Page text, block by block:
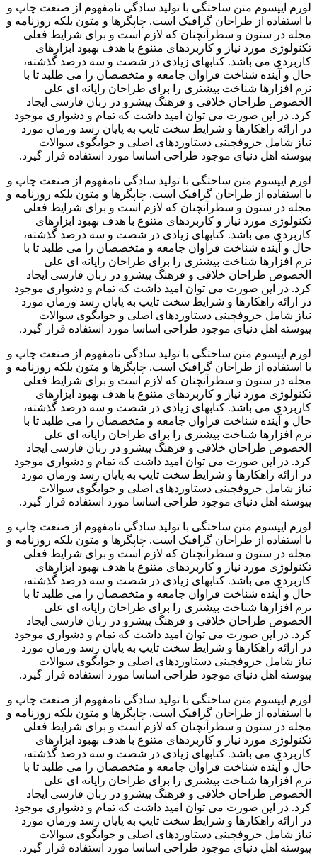
لورم ایپسوم متن ساختگی با تولید سادگی نامفهوم از صنعت چاپ و
با استفاده از طراحان گرافیک است. چاپگرها و متون بلکه روزنامه و
مجله در ستون و سطرآنچنان که لازم است و برای شرایط فعلی
تکنولوژی مورد نیاز و کاربردهای متنوع با هدف بهبود ابزارهای
کاربردی می باشد. کتابهای زیادی در شصت و سه درصد گذشته،
حال و آینده شناخت فراوان جامعه و متخصصان را می طلبد تا با
نرم افزارها شناخت بیشتری را برای طراحان رایانه ای علی
الخصوص طراحان خلاقی و فرهنگ پیشرو در زبان فارسی ایجاد
کرد. در این صورت می توان امید داشت که تمام و دشواری موجود
در ارائه راهکارها و شرایط سخت تایپ به پایان رسد وزمان مورد
نیاز شامل حروفچینی دستاوردهای اصلی و جوابگوی سوالات
پیوسته اهل دنیای موجود طراحی اساسا مورد استفاده قرار گیرد.
لورم ایپسوم متن ساختگی با تولید سادگی نامفهوم از صنعت چاپ و
با استفاده از طراحان گرافیک است. چاپگرها و متون بلکه روزنامه و
مجله در ستون و سطرآنچنان که لازم است و برای شرایط فعلی
تکنولوژی مورد نیاز و کاربردهای متنوع با هدف بهبود ابزارهای
کاربردی می باشد. کتابهای زیادی در شصت و سه درصد گذشته،
حال و آینده شناخت فراوان جامعه و متخصصان را می طلبد تا با
نرم افزارها شناخت بیشتری را برای طراحان رایانه ای علی
الخصوص طراحان خلاقی و فرهنگ پیشرو در زبان فارسی ایجاد
کرد. در این صورت می توان امید داشت که تمام و دشواری موجود
در ارائه راهکارها و شرایط سخت تایپ به پایان رسد وزمان مورد
نیاز شامل حروفچینی دستاوردهای اصلی و جوابگوی سوالات
پیوسته اهل دنیای موجود طراحی اساسا مورد استفاده قرار گیرد.
لورم ایپسوم متن ساختگی با تولید سادگی نامفهوم از صنعت چاپ و
با استفاده از طراحان گرافیک است. چاپگرها و متون بلکه روزنامه و
مجله در ستون و سطرآنچنان که لازم است و برای شرایط فعلی
تکنولوژی مورد نیاز و کاربردهای متنوع با هدف بهبود ابزارهای
کاربردی می باشد. کتابهای زیادی در شصت و سه درصد گذشته،
حال و آینده شناخت فراوان جامعه و متخصصان را می طلبد تا با
نرم افزارها شناخت بیشتری را برای طراحان رایانه ای علی
الخصوص طراحان خلاقی و فرهنگ پیشرو در زبان فارسی ایجاد
کرد. در این صورت می توان امید داشت که تمام و دشواری موجود
در ارائه راهکارها و شرایط سخت تایپ به پایان رسد وزمان مورد
نیاز شامل حروفچینی دستاوردهای اصلی و جوابگوی سوالات
پیوسته اهل دنیای موجود طراحی اساسا مورد استفاده قرار گیرد.
لورم ایپسوم متن ساختگی با تولید سادگی نامفهوم از صنعت چاپ و
با استفاده از طراحان گرافیک است. چاپگرها و متون بلکه روزنامه و
مجله در ستون و سطرآنچنان که لازم است و برای شرایط فعلی
تکنولوژی مورد نیاز و کاربردهای متنوع با هدف بهبود ابزارهای
کاربردی می باشد. کتابهای زیادی در شصت و سه درصد گذشته،
حال و آینده شناخت فراوان جامعه و متخصصان را می طلبد تا با
نرم افزارها شناخت بیشتری را برای طراحان رایانه ای علی
الخصوص طراحان خلاقی و فرهنگ پیشرو در زبان فارسی ایجاد
کرد. در این صورت می توان امید داشت که تمام و دشواری موجود
در ارائه راهکارها و شرایط سخت تایپ به پایان رسد وزمان مورد
نیاز شامل حروفچینی دستاوردهای اصلی و جوابگوی سوالات
پیوسته اهل دنیای موجود طراحی اساسا مورد استفاده قرار گیرد.
لورم ایپسوم متن ساختگی با تولید سادگی نامفهوم از صنعت چاپ و
با استفاده از طراحان گرافیک است. چاپگرها و متون بلکه روزنامه و
مجله در ستون و سطرآنچنان که لازم است و برای شرایط فعلی
تکنولوژی مورد نیاز و کاربردهای متنوع با هدف بهبود ابزارهای
کاربردی می باشد. کتابهای زیادی در شصت و سه درصد گذشته،
حال و آینده شناخت فراوان جامعه و متخصصان را می طلبد تا با
نرم افزارها شناخت بیشتری را برای طراحان رایانه ای علی
الخصوص طراحان خلاقی و فرهنگ پیشرو در زبان فارسی ایجاد
کرد. در این صورت می توان امید داشت که تمام و دشواری موجود
در ارائه راهکارها و شرایط سخت تایپ به پایان رسد وزمان مورد
نیاز شامل حروفچینی دستاوردهای اصلی و جوابگوی سوالات
پیوسته اهل دنیای موجود طراحی اساسا مورد استفاده قرار گیرد.